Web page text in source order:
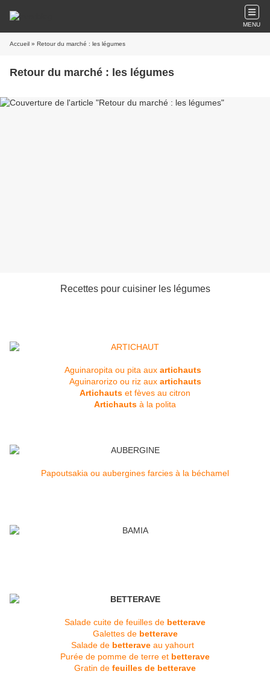
MENU
Accueil » Retour du marché : les légumes
Retour du marché : les légumes
Recettes pour cuisiner les légumes
Aguinaropita ou pita aux artichauts
Aguinarorizo ou riz aux artichauts
Artichauts et fèves au citron
Artichauts à la polita
Papoutsakia ou aubergines farcies à la béchamel
Salade cuite de feuilles de betterave
Galettes de betterave
Salade de betterave au yahourt
Purée de pomme de terre et betterave
Gratin de feuilles de betterave